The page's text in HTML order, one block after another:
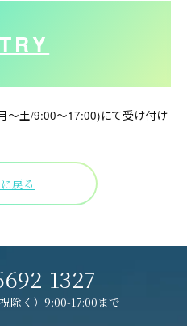
～土/9:00～17:00)にて受け付け
戻る
1327
除く）9:00-17:00まで